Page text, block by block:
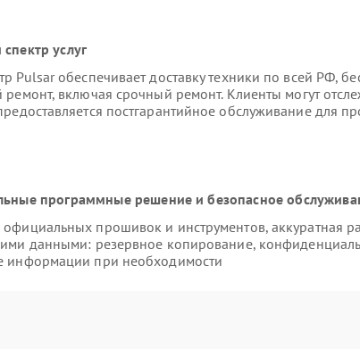
услуг
Pulsar обеспечивает доставку техники по всей РФ,
ремонт, включая срочный ремонт. Клиенты могут
постгарантийное обслуживание для
программные решение и безопасное
прошивок и инструментов, аккуратная
данными: резервное копирование,
информации при необходимости